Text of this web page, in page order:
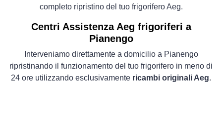
completo ripristino del tuo frigorifero Aeg.
Centri Assistenza Aeg frigoriferi a
Pianengo
Interveniamo direttamente a domicilio a Pianengo
ripristinando il funzionamento del tuo frigorifero in meno di
24 ore utilizzando esclusivamente ricambi originali Aeg.